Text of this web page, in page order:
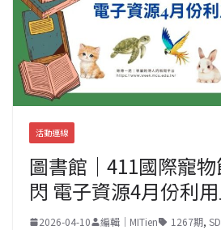
活動連線
圖書館｜411國際寵
閃 電子資源4月份利
2026-04-10 編輯｜MITien 1267期,